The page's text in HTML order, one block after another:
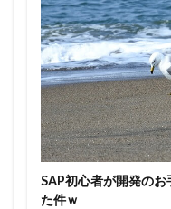
SAP初心者が開発の
た件ｗ